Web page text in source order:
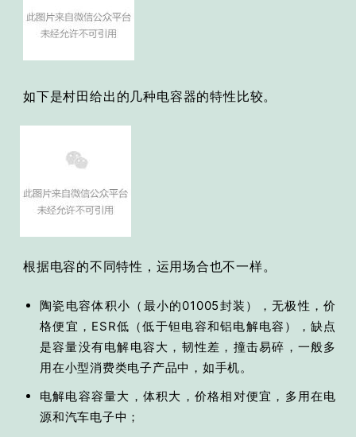
如下是村田给出的几种电容器的特性比较。
根据电容的不同特性，运用场合也不一样。
陶瓷电容体积小（最小的01005封装），无极性，价
格便宜，ESR低（低于钽电容和铝电解电容），缺点
是容量没有电解电容大，韧性差，撞击易碎，一般多
用在小型消费类电子产品中，如手机。
电解电容容量大，体积大，价格相对便宜，多用在电
源和汽车电子中；